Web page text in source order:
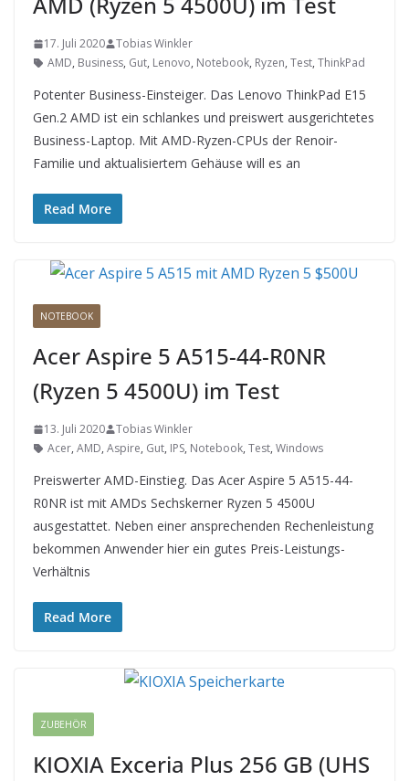
17. Juli 2020
Tobias Winkler
AMD, Business, Gut, Lenovo, Notebook, Ryzen, Test, ThinkPad
Potenter Business-Einsteiger. Das Lenovo ThinkPad E15
Gen.2 AMD ist ein schlankes und preiswert ausgerichtetes
Business-Laptop. Mit AMD-Ryzen-CPUs der Renoir-
Familie und aktualisiertem Gehäuse will es an
Read More
NOTEBOOK
Acer Aspire 5 A515-44-R0NR
(Ryzen 5 4500U) im Test
13. Juli 2020
Tobias Winkler
Acer, AMD, Aspire, Gut, IPS, Notebook, Test, Windows
Preiswerter AMD-Einstieg. Das Acer Aspire 5 A515-44-
R0NR ist mit AMDs Sechskerner Ryzen 5 4500U
ausgestattet. Neben einer ansprechenden Rechenleistung
bekommen Anwender hier ein gutes Preis-Leistungs-
Verhältnis
Read More
ZUBEHÖR
KIOXIA Exceria Plus 256 GB (UHS